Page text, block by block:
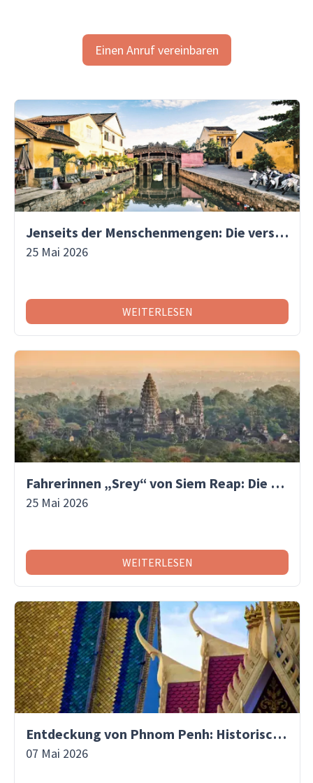
Einen Anruf vereinbaren
Jenseits der Menschenmengen: Die versteckten Gassen von Hoi An entdecken | Asiaventura
25 Mai 2026
WEITERLESEN
Fahrerinnen „Srey“ von Siem Reap: Die Frauen, die den Wandel in Kambodscha vorantreiben | Asiaventura
25 Mai 2026
WEITERLESEN
Entdeckung von Phnom Penh: Historische Stätten, Märkte und Abenteuer auf einer Insel
07 Mai 2026